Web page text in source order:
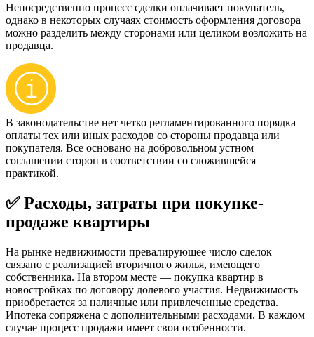
Непосредственно процесс сделки оплачивает покупатель,
однако в некоторых случаях стоимость оформления договора
можно разделить между сторонами или целиком возложить на
продавца.
В законодательстве нет четко регламентированного порядка
оплаты тех или иных расходов со стороны продавца или
покупателя. Все основано на добровольном устном
соглашении сторон в соответствии со сложившейся
практикой.
✅ Расходы, затраты при покупке-
продаже квартиры
На рынке недвижимости превалирующее число сделок
связано с реализацией вторичного жилья, имеющего
собственника. На втором месте — покупка квартир в
новостройках по договору долевого участия. Недвижимость
приобретается за наличные или привлеченные средства.
Ипотека сопряжена с дополнительными расходами. В каждом
случае процесс продажи имеет свои особенности.